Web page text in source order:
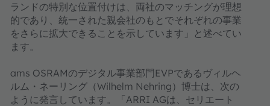
ランドの特別な位置付けは、両社のマッチングが理想
的であり、統一された親会社のもとでそれぞれの事業
をさらに拡大できることを示しています」と述べてい
ます。
ams OSRAMのデジタル事業部門EVPであるヴィルヘ
ルム・ネーリング（Wilhelm Nehring）博士は、次の
ように発言しています。「ARRI AGは、セリエート